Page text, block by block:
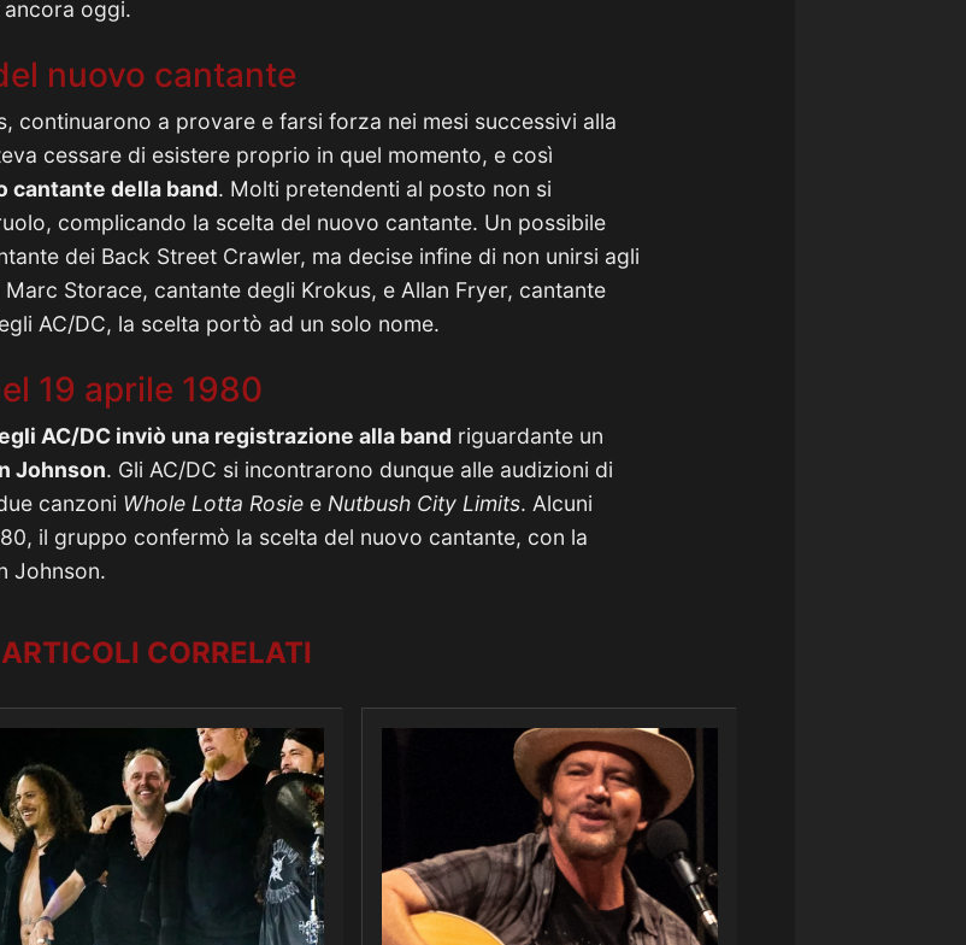
oggi.
nuovo cantante
continuarono a provare e farsi forza nei mesi successivi alla
cessare di esistere proprio in quel momento, e così
cantante della band. Molti pretendenti al posto non si
complicando la scelta del nuovo cantante. Un possibile
dei Back Street Crawler, ma decise infine di non unirsi agli
Storace, cantante degli Krokus, e Allan Fryer, cantante
AC/DC, la scelta portò ad un solo nome.
19 aprile 1980
AC/DC inviò una registrazione alla band riguardante un
Johnson. Gli AC/DC si incontrarono dunque alle audizioni di
canzoni Whole Lotta Rosie e Nutbush City Limits. Alcuni
il gruppo confermò la scelta del nuovo cantante, con la
Johnson.
ARTICOLI CORRELATI